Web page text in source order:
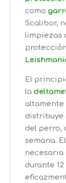
como
Scalibor,
limpiezas
El
la
altamente
distribuye
del perro,
semana.
necesaria
durante